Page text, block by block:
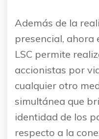
Además de la
presencial, ahora
LSC permite
accionistas por
cualquier otro
simultánea que
identidad de los
respecto a la